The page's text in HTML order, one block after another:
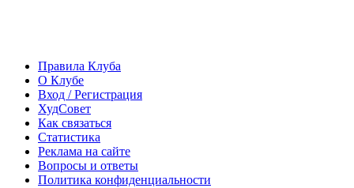
Правила Клуба
О Клубе
Вход / Регистрация
ХудСовет
Как связаться
Статистика
Реклама на сайте
Вопросы и ответы
Политика конфиденциальности